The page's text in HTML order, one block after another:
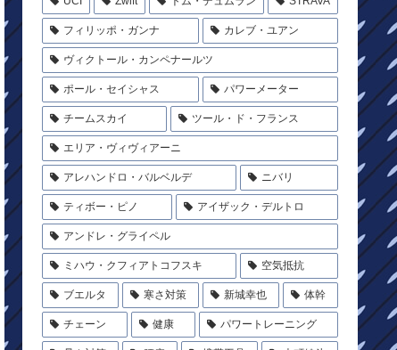
フィリッポ・ガンナ カレブ・ユアン
ヴィクトール・カンペナールツ
ポール・セイシャス パワーメーター
チームスカイ ツール・ド・フランス
エリア・ヴィヴィアーニ
アレハンドロ・バルベルデ ニバリ
ティボー・ピノ アイザック・デルトロ
アンドレ・グライペル
ミハウ・クフィアトコフスキ 空気抵抗
ブエルタ 寒さ対策 新城幸也 体幹
チェーン 健康 パワートレーニング